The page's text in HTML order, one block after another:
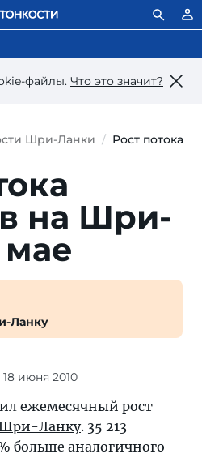
файлы. Что это значит?
Шри-Ланки Рост потока
на Шри-
Ланку
18 июня 2010
ежемесячный рост
Ланку. 35 213
больше аналогичного